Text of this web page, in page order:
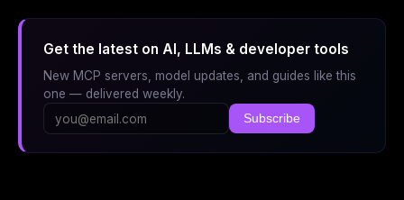
Get the latest on AI, LLMs & developer tools
New MCP servers, model updates, and guides like this
one — delivered weekly.
Subscribe